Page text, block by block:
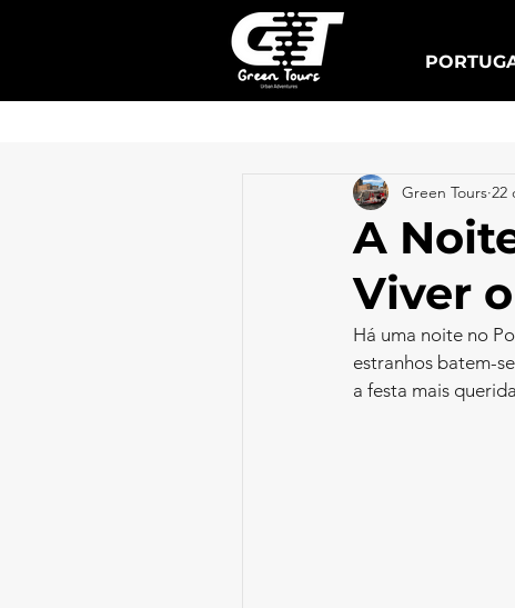
A
Viver
Green Tours 22
Há uma noite no
estranhos batem-
a festa mais